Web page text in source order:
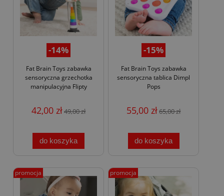
-14%
Fat Brain Toys zabawka
sensoryczna grzechotka
manipulacyjna Flipty
42,00 zł49,00 zł
do koszyka
-15%
Fat Brain Toys zabawka
sensoryczna tablica Dimpl
Pops
55,00 zł65,00 zł
do koszyka
promocja promocja